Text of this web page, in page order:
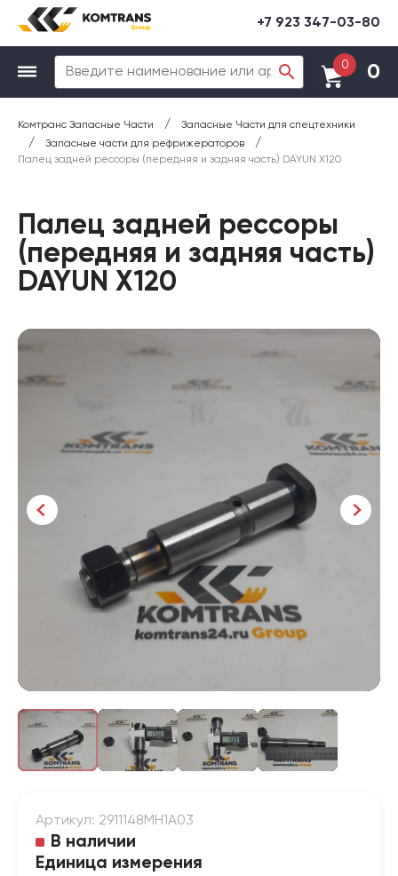
+7 923 347-03-80
0 0
Комтранс Запасные Части / Запасные Части для спецтехники
/ Запасные части для рефрижераторов /
Палец задней рессоры (передняя и задняя часть) DAYUN X120
Палец задней рессоры
(передняя и задняя часть)
DAYUN X120
Артикул: 2911148MH1A03
В наличии
Единица измерения